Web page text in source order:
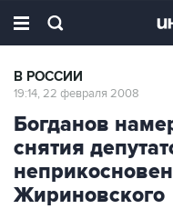
В РОССИИ
19:14, 22 февраля 2008
Богданов
снятия
Жириновского